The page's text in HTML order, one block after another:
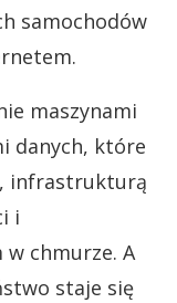
samochodów
maszynami
danych, które
infrastrukturą
i
w chmurze. A
staje się